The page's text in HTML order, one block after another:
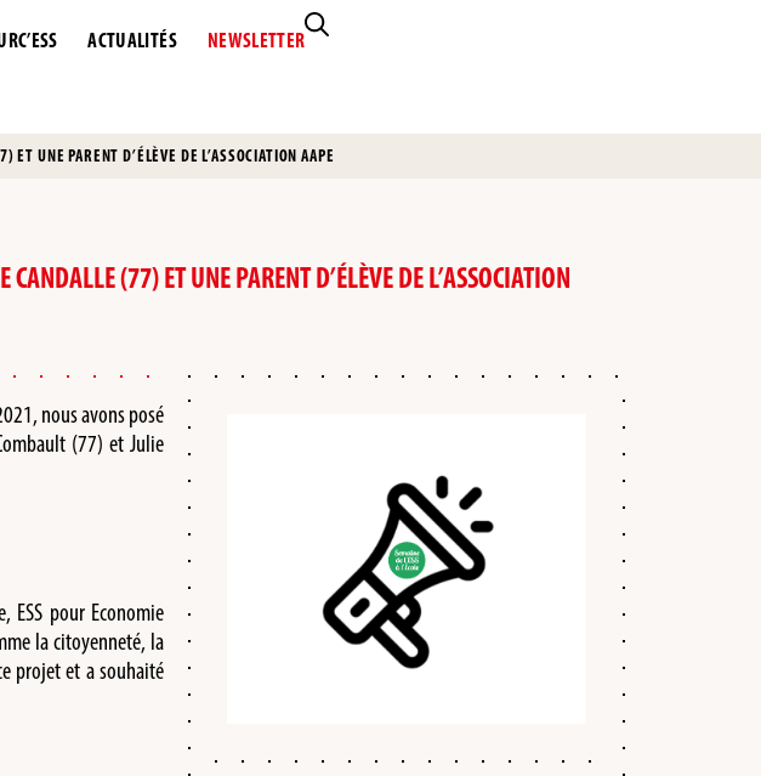
ACTUALITÉS NEWSLETTER
UNE PARENT D’ÉLÈVE DE L’ASSOCIATION AAPE
(77) ET UNE PARENT D’ÉLÈVE DE L’ASSOCIATION
nous avons posé
(77) et Julie
ESS pour Economie
la citoyenneté, la
projet et a souhaité